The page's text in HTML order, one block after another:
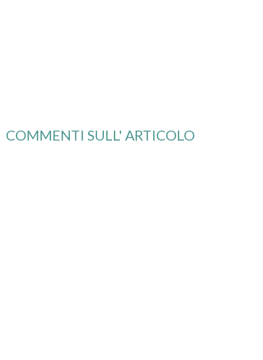
COMMENTI SULL' ARTICOLO